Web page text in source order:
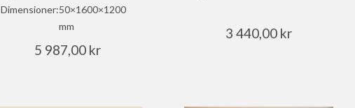
Dimensioner:50×1600×1200
mm
5 987,00 kr
3 440,00 kr